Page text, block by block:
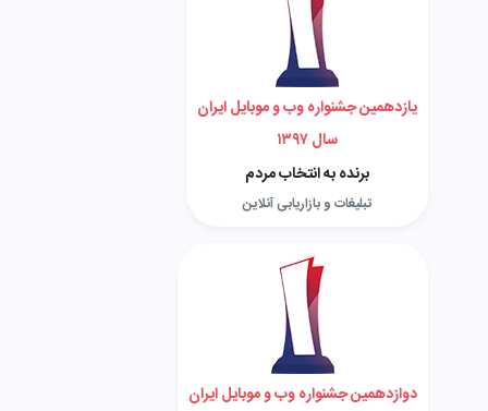
یازدهمین جشنواره وب و موبایل ایران
سال ۱۳۹۷
برنده به انتخاب مردم
تبلیغات و بازاریابی آنلاین
دوازدهمین جشنواره وب و موبایل ایران